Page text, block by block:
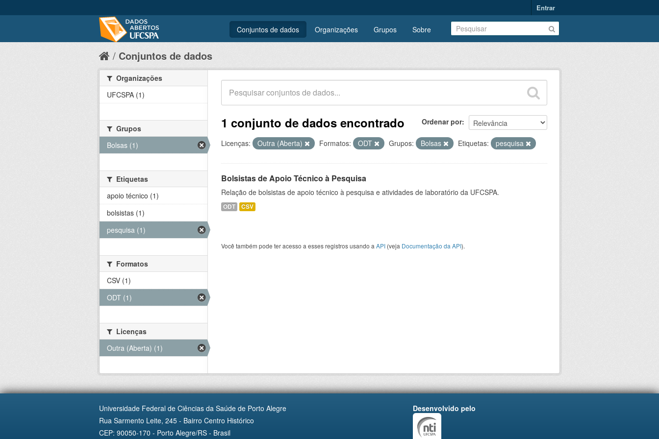
Entrar
Conjuntos de dados Organizações Grupos Sobre
Conjuntos de dados
Ordenar por
1 conjunto de dados encontrado
Licenças: Outra (Aberta) Formatos: ODT Grupos: Bolsas Etiquetas: pesquisa
Bolsistas de Apoio Técnico à Pesquisa
Relação de bolsistas de apoio técnico à pesquisa e atividades de laboratório da UFCSPA.
ODT CSV
Você também pode ter acesso a esses registros usando a API (veja Documentação da API).
Organizações
UFCSPA (1)
Grupos
Bolsas (1)
Etiquetas
apoio técnico (1)
bolsistas (1)
pesquisa (1)
Formatos
CSV (1)
ODT (1)
Licenças
Outra (Aberta) (1)
Universidade Federal de Ciências da Saúde de Porto Alegre
Rua Sarmento Leite, 245 - Bairro Centro Histórico
CEP: 90050-170 - Porto Alegre/RS - Brasil
Desenvolvido pelo